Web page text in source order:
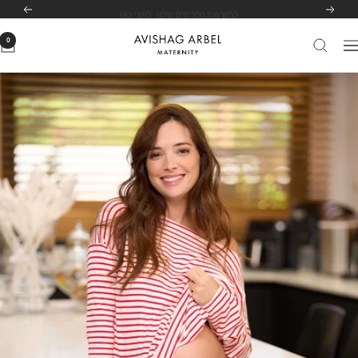
הקודם הבא
ניווט
Avishag
Maternity
0